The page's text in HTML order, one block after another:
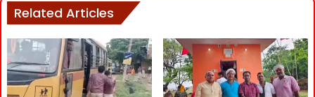
Related Articles